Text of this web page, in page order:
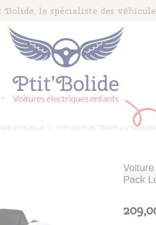
le spécialiste des
OFFICIELLE > VOITURE ÉLECTRIQUE 12V
Pack